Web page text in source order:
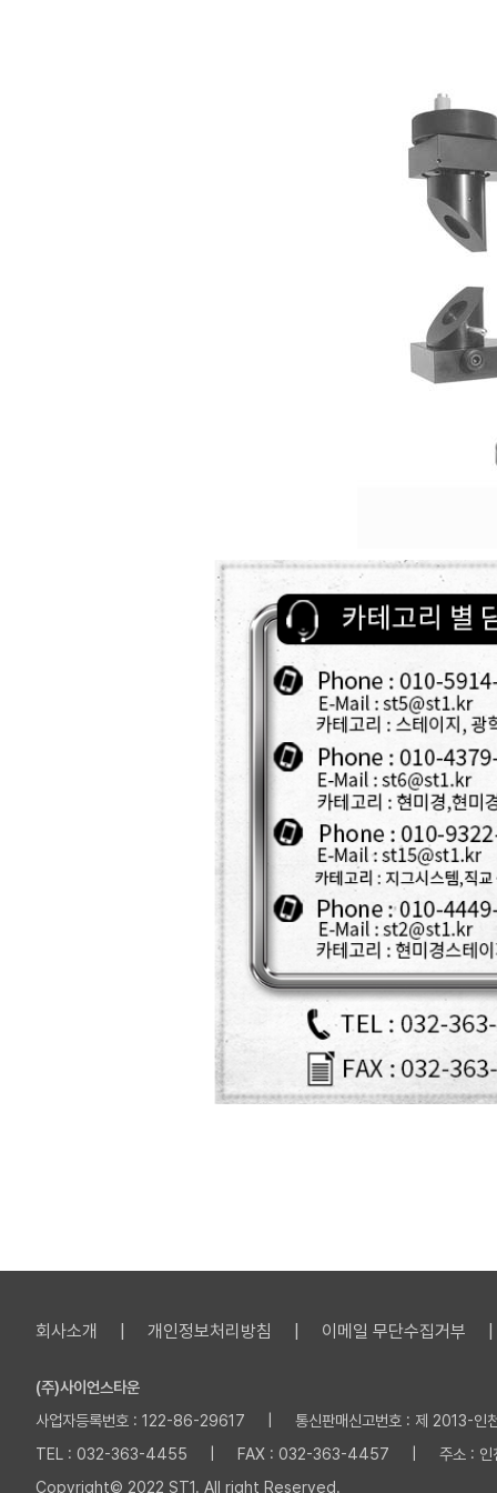
회사소개 개인정보처리방침 이메일 무단수집거부
(주)사이언스타운
사업자등록번호 : 122-86-29617 | 통신판매신고번호 : 제
TEL : 032-363-4455 | FAX : 032-363-4457 | 주소 : 인천광역
Copyright© 2022 ST1. All right Reserved.